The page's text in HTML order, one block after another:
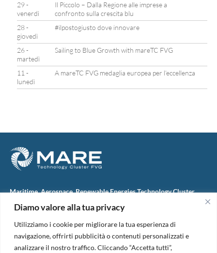
Diamo valore alla tua privacy
Utilizziamo i cookie per migliorare la tua esperienza di
navigazione, offrirti pubblicità o contenuti personalizzati e
analizzare il nostro traffico. Cliccando “Accetta tutti”,
29 -
venerdì
Il Piccolo – Dalla Regione alle imprese a
confronto sulla crescita blu
28 -
giovedì
#ilpostogiusto dove innovare
26 -
martedì
Sailing to Blue Growth with mareTC FVG
11 -
lunedì
A mareTC FVG medaglia europea per l’eccellenza
Maritime, Aerospace, Renewable Energies Technology Cluster
M.A.R.E. TC FVG S.c.ar.l.
34074 Monfalcone (Italy)
tel. +39 0481 723440
Codice Fiscale e Partita Iva: 01138620313